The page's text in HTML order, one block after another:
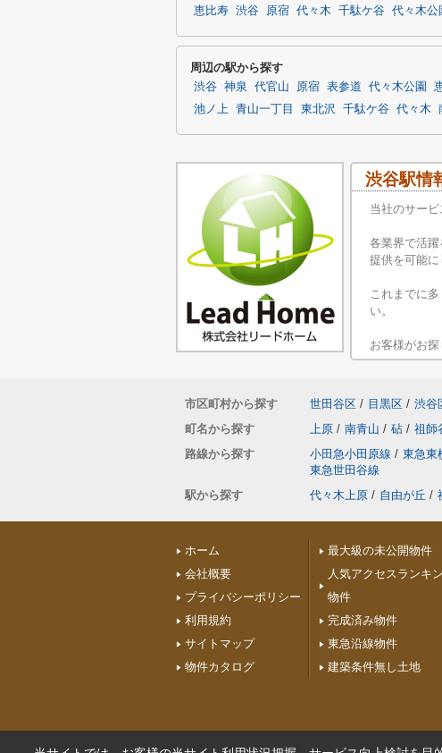
恵比寿 渋谷 原宿 代々木 千駄ケ谷 代々木公
周辺の駅から探す
渋谷 神泉 代官山 原宿 表参道 代々木公園
池ノ上 青山一丁目 東北沢 千駄ケ谷 代々木
渋谷駅情
当社のサー
各業界で活
提供を可能に
これまでに
い。
お客様がお
市区町村から探す 世田谷区 / 目黒区 / 渋谷
町名から探す
上原 / 南青山 / 砧 / 祖師
路線から探す
小田急小田原線 / 東急東
東急世田谷線
駅から探す
代々木上原 / 自由が丘 /
ホーム
会社概要
プライバシーポリシー
利用規約
サイトマップ
物件カタログ
最大級の未公開物件
人気アクセスランキ
物件
完成済み物件
東急沿線物件
建築条件無し土地